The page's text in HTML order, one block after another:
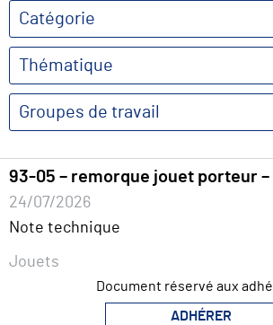
Catégorie
Thématique
Groupes de travail
93-05 – remorque jouet porteur –
24/07/2026
Note technique
Jouets
Document réservé aux
ADHÉRER